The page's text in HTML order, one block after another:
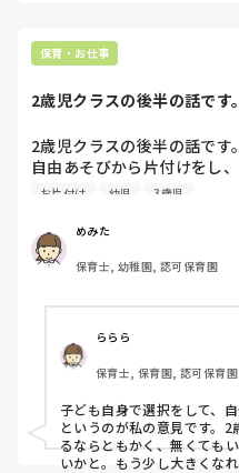
（いや、無理やろ…てか各ク
責任もってやれよ）と思い
でも、文句言わず絵具を解
計算をするために各家庭か
家庭から集めた封筒のお金
計算していましたがもうあ
ずもなく、時間が過ぎるば
が「気をつけて帰ってねー
いやあなたたち担任やろ…
なんであなたたちのクラ
しかも、理事の先生、その
え…私は？
私は帰れへんの？
私は1番通勤時間が長いの
バスと電車合わせて1時間半
るのに…
大変なのでそういうときに
なんか私の考えとも合わな
今日もお疲れ様でした。
保育・お仕事
2歳児クラスの後半の話で
2歳児クラスの後半の話です。
自由あそびから片付けをし
うしても玩具であそび続け
それは、その子の気持ちな
あそんでいてもいいけれど
ね。と言っています。おや
2歳児の姿としては、よく
2歳児クラスも後半になっ
してある程度は約束事やル
ます。あそんでいる最中に
らね、と心の準備ができる
はしているのですが癖にな
おやつは食べない、といい
お片付け 幼児 3歳児
めみた
保育士, 幼稚園, 認可保育園
ららら
保育士, 保育園, 認可保育園
子ども自身で選択をして、
というのが私の意見です。
るならともかく、無くても
いかと。もう少し大きくな